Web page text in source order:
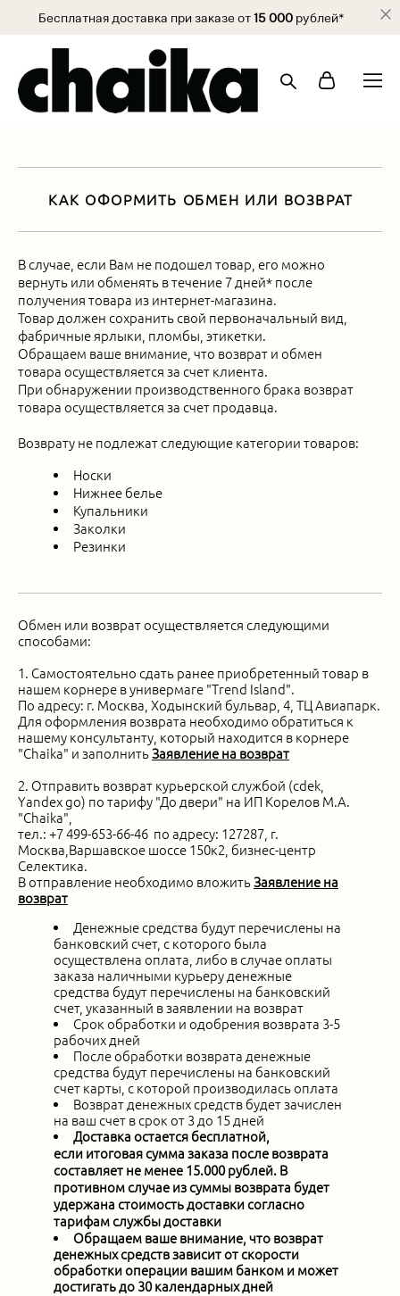
Бесплатная доставка при заказе от15 000рублей*
КАК ОФОРМИТЬ ОБМЕН ИЛИ ВОЗВРАТ
В случае, если Вам не подошел товар, его можно
вернуть или обменять в течение 7 дней* после
получения товара из интернет-магазина.
Товар должен сохранить свой первоначальный вид,
фабричные ярлыки, пломбы, этикетки.
Обращаем ваше внимание, что возврат и обмен
товара осуществляется за счет клиента.
При обнаружении производственного брака возврат
товара осуществляется за счет продавца.
Возврату не подлежат следующие категории товаров:
Носки
Нижнее белье
Купальники
Заколки
Резинки
Обмен или возврат осуществляется следующими
способами:
1. Самостоятельно сдать ранее приобретенный товар в
нашем корнере в универмаге "Trend Island".
По адресу: г. Москва, Ходынский бульвар, 4, ТЦ Авиапарк.
Для оформления возврата необходимо обратиться к
нашему консультанту, который находится в корнере
"Chaika" и заполнитьЗаявление на возврат
2. Отправить возврат курьерской службой (cdek,
Yandexgo) по тарифу "До двери" на ИП Корелов М.А.
"Chaika",
тел.: +7 499-653-66-46 по адресу: 127287, г.
Москва,Варшавское шоссе 150к2, бизнес-центр
Селектика.
Вотправление необходимо вложитьЗаявление на
возврат
Денежные средства будут перечислены на
банковский счет, с которого была
осуществлена оплата, либо в случае оплаты
заказа наличными курьеру денежные
средства будут перечислены на банковский
счет, указанный в заявлении на возврат
Срок обработки и одобрения возврата 3-5
рабочих дней
После обработки возврата денежные
средства будут перечислены на банковский
счет карты, с которой производилась оплата
Возврат денежных средств будет зачислен
на ваш счет в срок от 3 до 15 дней
Доставка остается бесплатной,
если итоговая сумма заказа после возврата
составляет не менее 15.000 рублей. В
противном случае из суммы возврата будет
удержана стоимость доставки согласно
тарифам службы доставки
Обращаем ваше внимание, что возврат
денежных средств зависит от скорости
обработки операции вашим банком и может
достигать до 30 календарных дней